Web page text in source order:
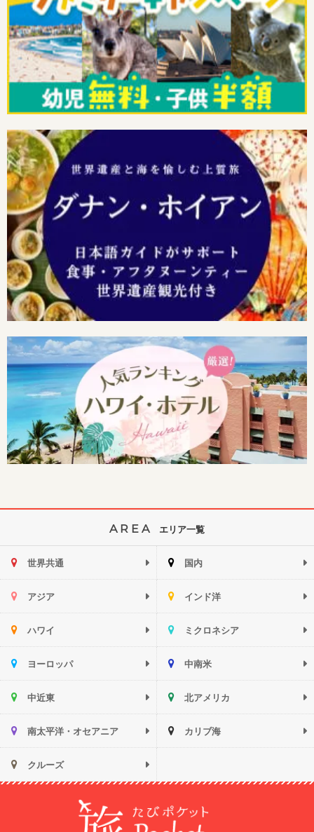
AREA エリア一覧
世界共通 国内
アジア インド洋
ハワイ ミクロネシア
ヨーロッパ 中南米
中近東 北アメリカ
南太平洋・オセアニア カリブ海
クルーズ